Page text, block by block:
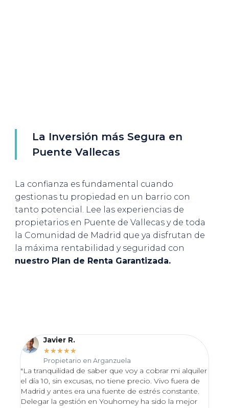
La Inversión más Segura en
Puente Vallecas
La confianza es fundamental cuando
gestionas tu propiedad en un barrio con
tanto potencial. Lee las experiencias de
propietarios en Puente de Vallecas y de toda
la Comunidad de Madrid que ya disfrutan de
la máxima rentabilidad y seguridad con
nuestro Plan de Renta Garantizada.
Javier R.
★★★★★
Propietario en Arganzuela
"La tranquilidad de saber que voy a cobrar mi alquiler
el día 10, sin excusas, no tiene precio. Vivo fuera de
Madrid y antes era una fuente de estrés constante.
Delegar la gestión en Youhomey ha sido la mejor